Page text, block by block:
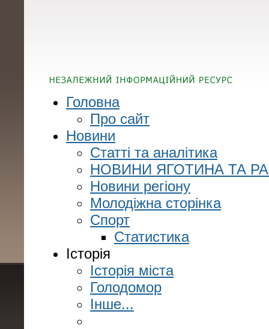
Головна
Про сайт
Новини
Статті та аналітика
НОВИНИ ЯГОТИНА ТА
Новини регіону
Молодіжна сторінка
Спорт
Статистика
Історія
Історія міста
Голодомор
Інше...